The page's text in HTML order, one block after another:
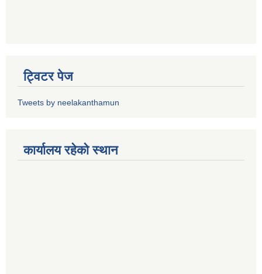
ट्विटर पेज
Tweets by neelakanthamun
कार्यालय रहेको स्थान